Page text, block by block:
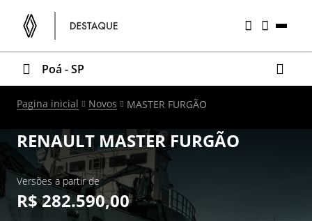
Poá - SP
Pagina inicial Novos MASTER FURGÃO
RENAULTMASTER FURGÃO
Versões a partir de
R$ 282.590,00